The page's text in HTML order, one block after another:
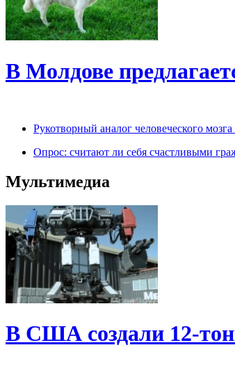
В Молдове
Рукотворный аналог человеческого мозга
Опрос: считают ли себя счастливыми
Мультимедиа
В США создали 12-